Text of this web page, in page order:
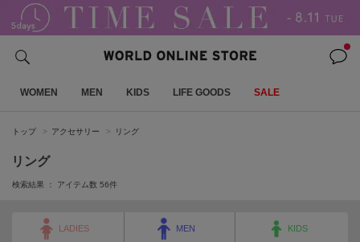
WOMEN MEN KIDS LIFE GOODS SALE
トップ アクセサリー リング
リング
検索結果 ： アイテム数 56件
LADIES MEN KIDS